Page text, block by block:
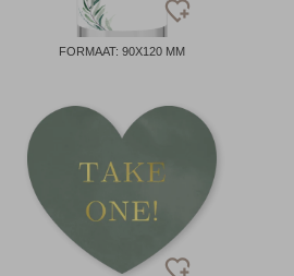
FORMAAT: 90X120 MM